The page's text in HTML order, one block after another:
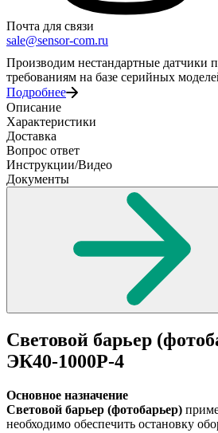
Почта для связи
sale@sensor-com.ru
Производим нестандартные датчики
требованиям на базе серийных
Подробнее
Описание
Характеристики
Доставка
Вопрос ответ
Инструкции/Видео
Документы
Световой барьер
ЭК40-1000Р-4
Основное назначение
Световой барьер (фотобарьер)
необходимо обеспечить остановку